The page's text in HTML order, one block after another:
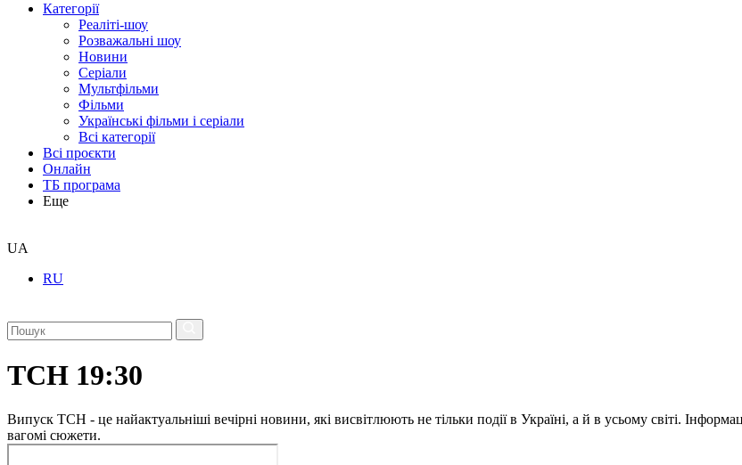
Категорії
Реаліті-шоу
Розважальні шоу
Новини
Серіали
Мультфільми
Фільми
Українські фільми і серіали
Всі категорії
Всі проєкти
Онлайн
ТБ програма
Еще
UA
RU
ТСН 19:30
Випуск ТСН - це найактуальніші вечірні новини, які висвітлюють не тільки події в Україні, а й в усьому світі.
вагомі сюжети.